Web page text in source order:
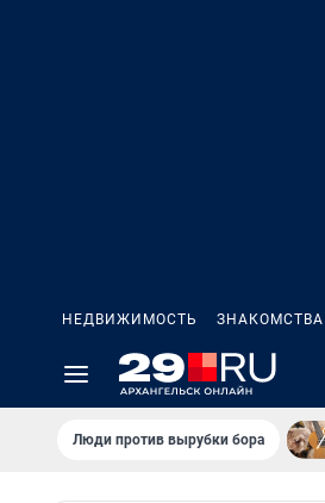
НЕДВИЖИМОСТЬ ЗНАКОМСТВА
Люди против вырубки бора